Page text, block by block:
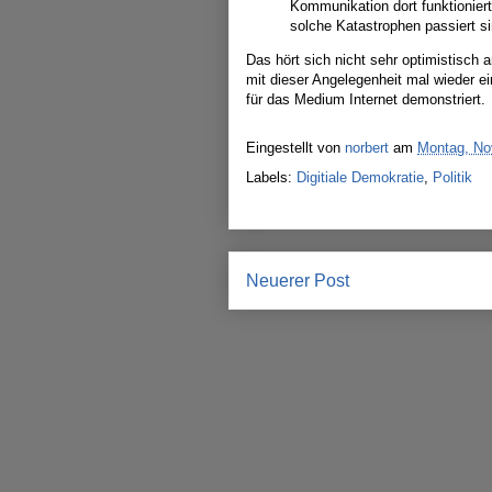
Kommunikation dort
solche Katastrophen passiert
Das hört sich nicht sehr optimistisch
mit dieser Angelegenheit mal wieder
für das Medium Internet demonstriert.
Eingestellt von norbert am Montag,
Labels: Digitiale Demokratie, Politik
Neuerer Post